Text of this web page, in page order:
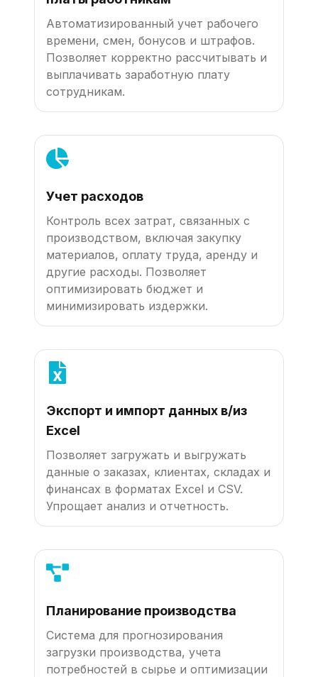
Автоматизированный учет рабочего
времени, смен, бонусов и штрафов.
Позволяет корректно рассчитывать и
выплачивать заработную плату
сотрудникам.
Учет расходов
Контроль всех затрат, связанных с
производством, включая закупку
материалов, оплату труда, аренду и
другие расходы. Позволяет
оптимизировать бюджет и
минимизировать издержки.
Экспорт и импорт данных в/из
Excel
Позволяет загружать и выгружать
данные о заказах, клиентах, складах и
финансах в форматах Excel и CSV.
Упрощает анализ и отчетность.
Планирование производства
Система для прогнозирования
загрузки производства, учета
потребностей в сырье и оптимизации